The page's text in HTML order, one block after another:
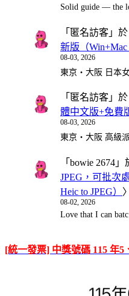
Solid guide — the
「 匿名訪客 」
新版（Win+Mac
08-03, 2026
東京・大阪 日本
「 匿名訪客 」
體中文版+免費
08-03, 2026
東京・大阪 高級
「 bowie 2674 」
JPEG，可批次
Heic to JPEG）
08-02, 2026
Love that I can
[統一發票] 中獎號碼 115 年5